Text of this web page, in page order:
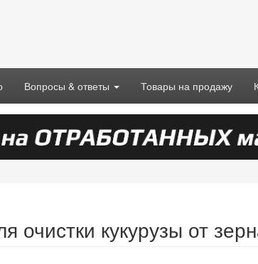
Вопросы & ответы Товары на продажу
очистки кукурузы от